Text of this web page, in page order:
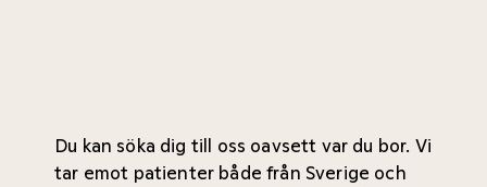
Du kan söka dig till oss oavsett var du bor. Vi
tar emot patienter både från Sverige och